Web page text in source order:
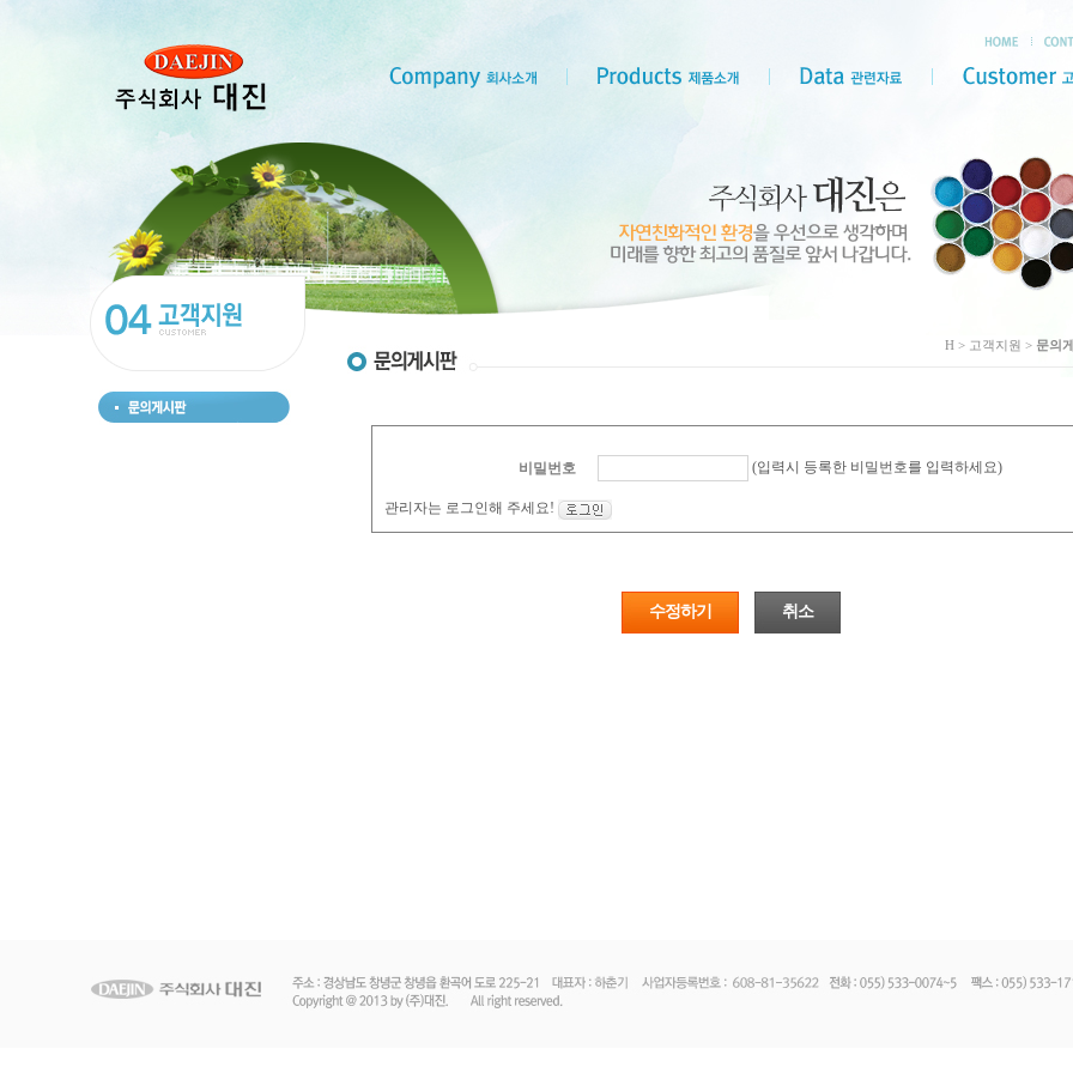
H > 고객지원 > 문의
비밀번호 (입력시 등록한 비밀번호를 입력하세요)
관리자는 로그인해 주세요!
수정하기 취소